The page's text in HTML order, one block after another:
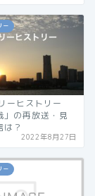
ー
ーヒストリー
」の再放送・見
？
2022年8月27日
ー